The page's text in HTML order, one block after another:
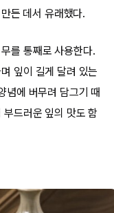
든 데서 유래했다.
를 통째로 사용한다.
잎이 길게 달려 있는
념에 버무려 담그기 때
드러운 잎의 맛도 함